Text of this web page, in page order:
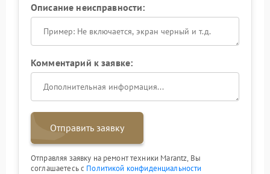
Описание неисправности:
Комментарий к заявке:
Отправить заявку
Отправляя заявку на ремонт техники Marantz, Вы
соглашаетесь с Политикой конфиденциальности